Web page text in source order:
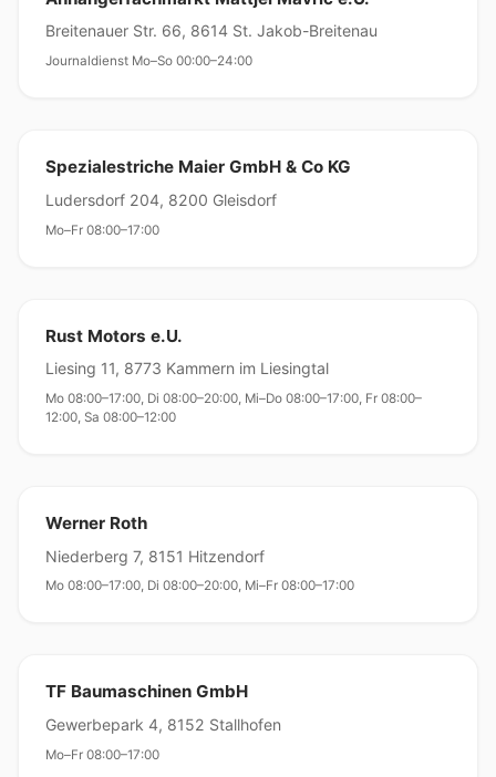
Breitenauer Str. 66, 8614 St. Jakob-Breitenau
Journaldienst Mo–So 00:00–24:00
Spezialestriche Maier GmbH & Co KG
Ludersdorf 204, 8200 Gleisdorf
Mo–Fr 08:00–17:00
Rust Motors e.U.
Liesing 11, 8773 Kammern im Liesingtal
Mo 08:00–17:00, Di 08:00–20:00, Mi–Do 08:00–17:00, Fr 08:00–
12:00, Sa 08:00–12:00
Werner Roth
Niederberg 7, 8151 Hitzendorf
Mo 08:00–17:00, Di 08:00–20:00, Mi–Fr 08:00–17:00
TF Baumaschinen GmbH
Gewerbepark 4, 8152 Stallhofen
Mo–Fr 08:00–17:00